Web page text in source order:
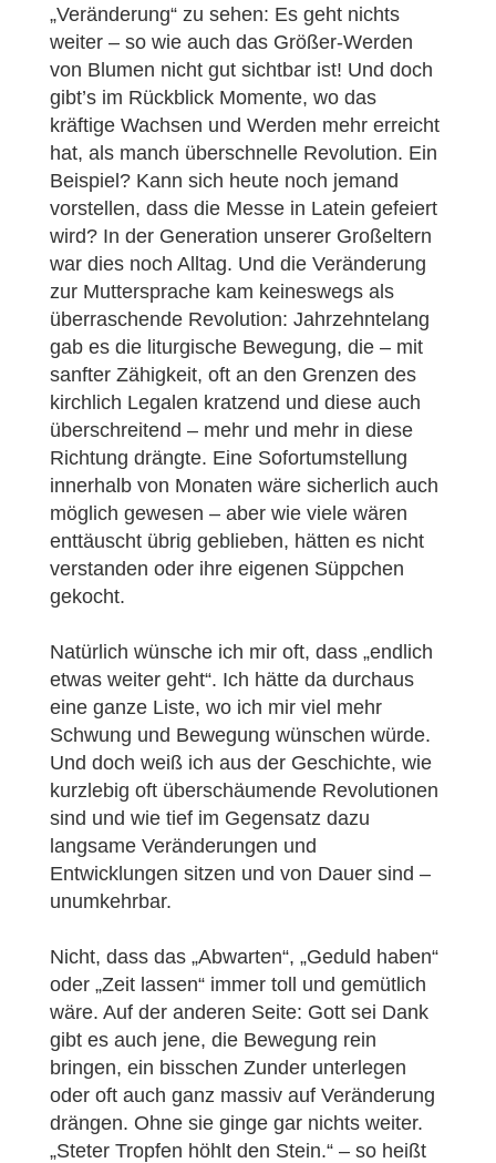
„Veränderung“ zu sehen: Es geht nichts
weiter – so wie auch das Größer-Werden
von Blumen nicht gut sichtbar ist! Und doch
gibt’s im Rückblick Momente, wo das
kräftige Wachsen und Werden mehr erreicht
hat, als manch überschnelle Revolution. Ein
Beispiel? Kann sich heute noch jemand
vorstellen, dass die Messe in Latein gefeiert
wird? In der Generation unserer Großeltern
war dies noch Alltag. Und die Veränderung
zur Muttersprache kam keineswegs als
überraschende Revolution: Jahrzehntelang
gab es die liturgische Bewegung, die – mit
sanfter Zähigkeit, oft an den Grenzen des
kirchlich Legalen kratzend und diese auch
überschreitend – mehr und mehr in diese
Richtung drängte. Eine Sofortumstellung
innerhalb von Monaten wäre sicherlich auch
möglich gewesen – aber wie viele wären
enttäuscht übrig geblieben, hätten es nicht
verstanden oder ihre eigenen Süppchen
gekocht.
Natürlich wünsche ich mir oft, dass „endlich
etwas weiter geht“. Ich hätte da durchaus
eine ganze Liste, wo ich mir viel mehr
Schwung und Bewegung wünschen würde.
Und doch weiß ich aus der Geschichte, wie
kurzlebig oft überschäumende Revolutionen
sind und wie tief im Gegensatz dazu
langsame Veränderungen und
Entwicklungen sitzen und von Dauer sind –
unumkehrbar.
Nicht, dass das „Abwarten“, „Geduld haben“
oder „Zeit lassen“ immer toll und gemütlich
wäre. Auf der anderen Seite: Gott sei Dank
gibt es auch jene, die Bewegung rein
bringen, ein bisschen Zunder unterlegen
oder oft auch ganz massiv auf Veränderung
drängen. Ohne sie ginge gar nichts weiter.
„Steter Tropfen höhlt den Stein.“ – so heißt